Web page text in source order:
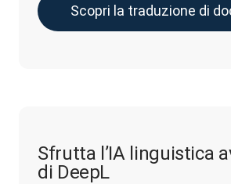
Scopri la traduzione di
Sfrutta l’IA linguistica
di DeepL